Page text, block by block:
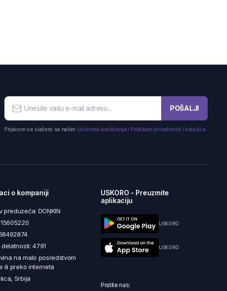
POŠALJI
Prijavom se slažete sa našim Uslovima korišćenja i Politikom privatnosti i kolačića.
o kompaniji
preduzeća: DONKIN
delatnosti: 4791
na malo posredstvom
ili preko interneta
Srbija
USKORO - Preuzmite
aplikaciju
USKORO
USKORO
Pratite nas: